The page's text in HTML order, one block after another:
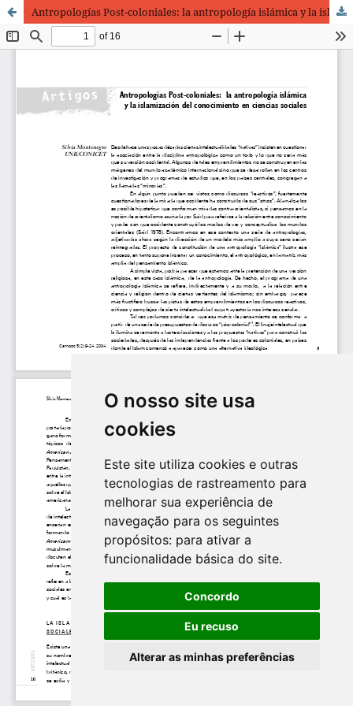
O nosso site usa
cookies
Este site utiliza cookies e outras
tecnologias de rastreamento para
melhorar sua experiência de
navegação para os seguintes
propósitos: para ativar a
funcionalidade básica do site.
Concordo
Eu recuso
Alterar as minhas preferências
Antropologías Post-coloniales: la antropología islámica y la islamización del conocimiento en ciencias sociales